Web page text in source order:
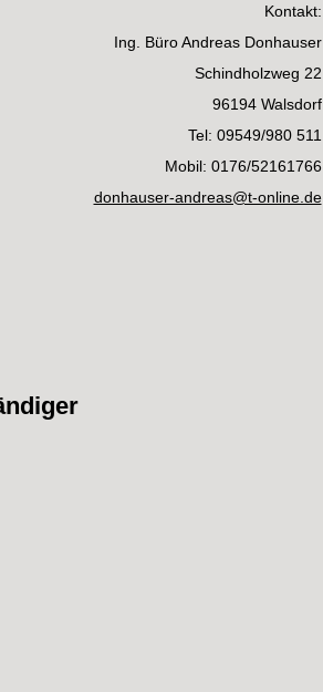
Kontakt:
Ing. Büro Andreas Donhauser
Schindholzweg 22
96194 Walsdorf
Tel: 09549/980 511
Mobil: 0176/52161766
donhauser-andreas@t-online.de